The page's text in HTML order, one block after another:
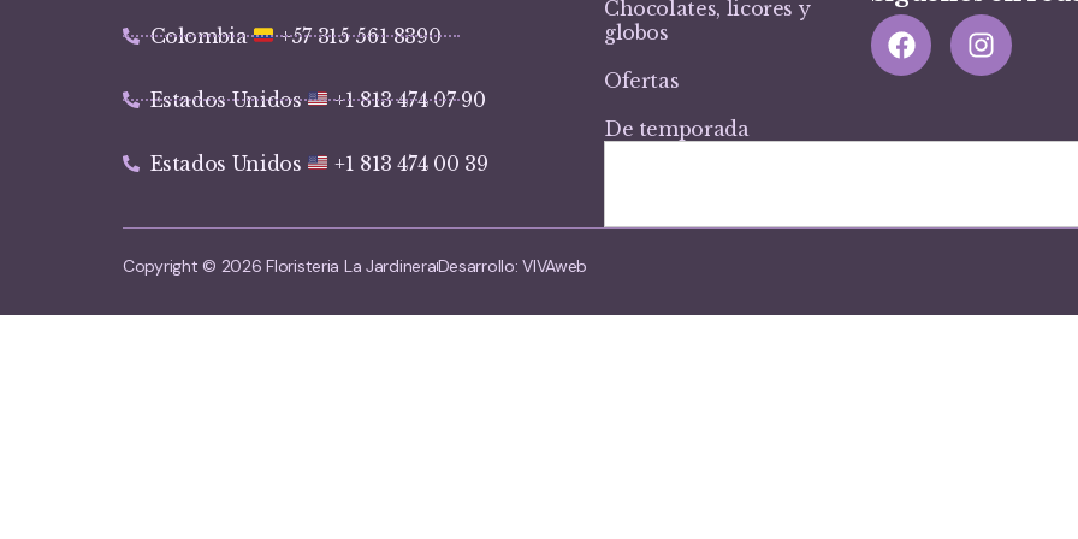
Colombia +57 315 561 8390
Estados Unidos +1 813 474 07 90
Estados Unidos +1 813 474 00 39
Chocolates, licores y
globos
Ofertas
De temporada
Copyright © 2026 Floristeria La JardineraDesarrollo: VIVAweb